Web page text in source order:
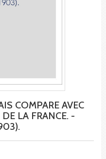
COMPARE AVEC
LA FRANCE. -